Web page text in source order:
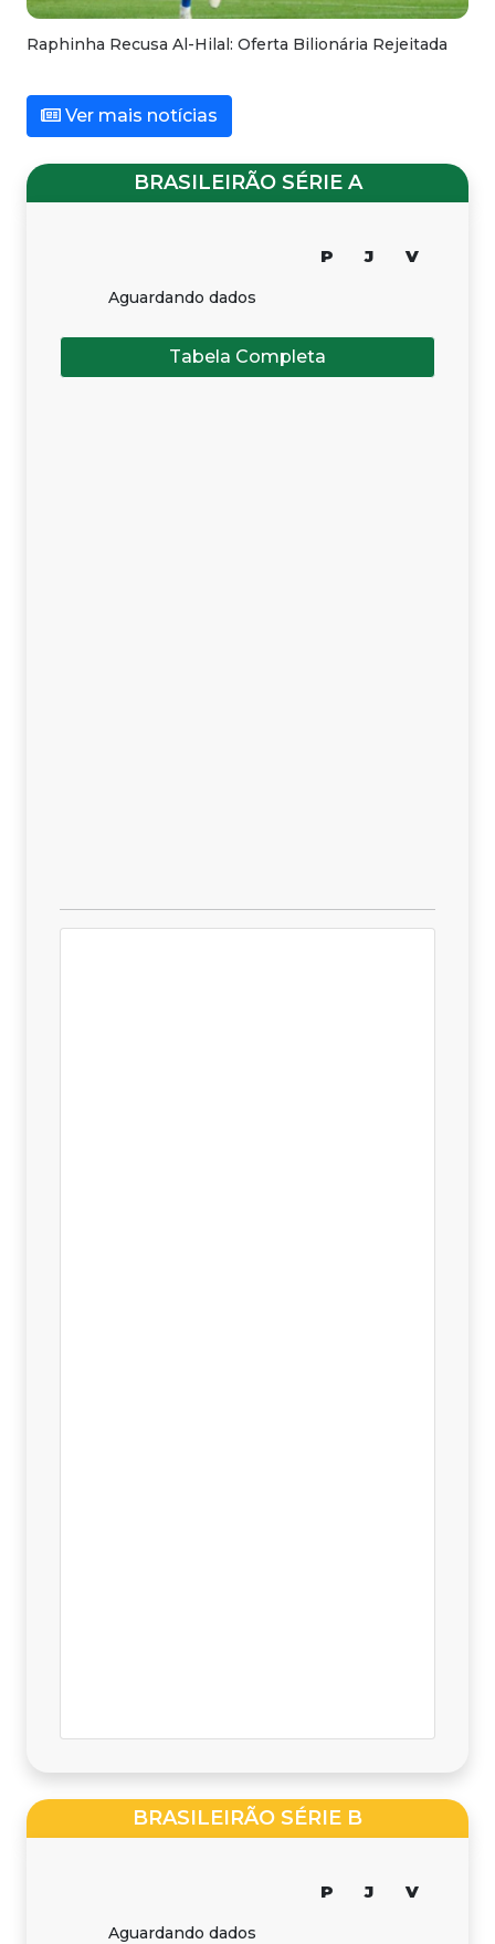
Raphinha Recusa Al-Hilal: Oferta Bilionária Rejeitada
Ver mais notícias
BRASILEIRÃO SÉRIE A
P J V
Aguardando dados
Tabela Completa
BRASILEIRÃO SÉRIE B
P J V
Aguardando dados